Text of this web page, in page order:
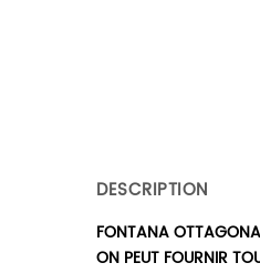
DESCRIPTION
FONTANA
ON PEUT FOURNIR